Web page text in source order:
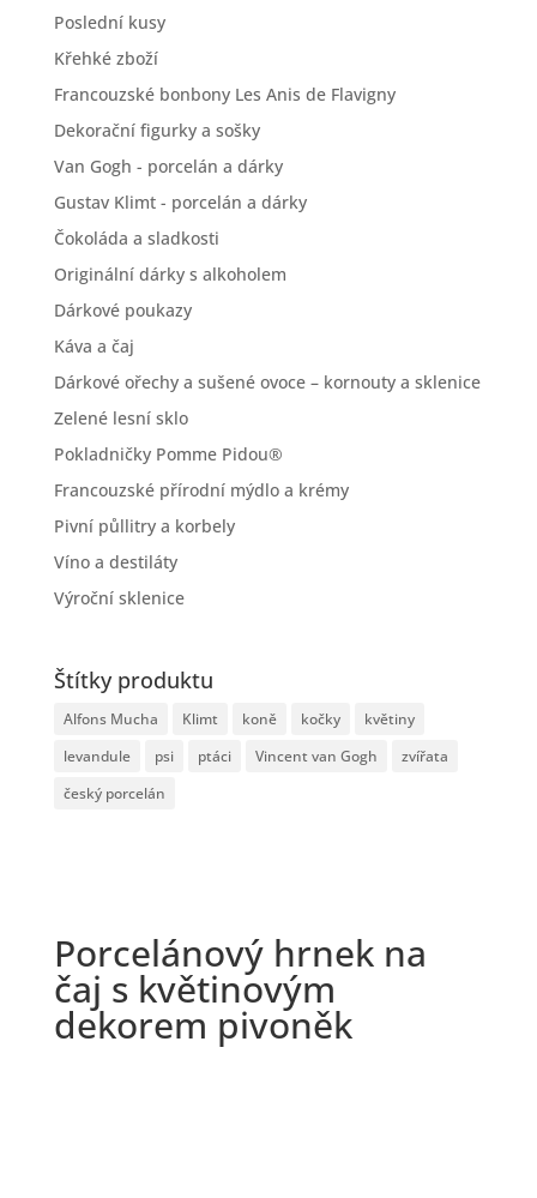
Poslední kusy
Křehké zboží
Francouzské bonbony Les Anis de Flavigny
Dekorační figurky a sošky
Van Gogh - porcelán a dárky
Gustav Klimt - porcelán a dárky
Čokoláda a sladkosti
Originální dárky s alkoholem
Dárkové poukazy
Káva a čaj
Dárkové ořechy a sušené ovoce – kornouty a sklenice
Zelené lesní sklo
Pokladničky Pomme Pidou®
Francouzské přírodní mýdlo a krémy
Pivní půllitry a korbely
Víno a destiláty
Výroční sklenice
Štítky produktu
Alfons Mucha Klimt koně kočky
květiny
levandule
psi ptáci Vincent van Gogh
zvířata
český porcelán
Porcelánový hrnek na
čaj s květinovým
dekorem pivoněk